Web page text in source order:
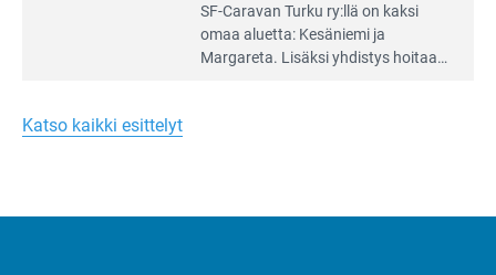
Turun
liepeillä
SF-Caravan Turku ry:llä on kaksi
omaa aluet­ta: Kesäniemi ja
Margareta. Lisäksi yhdis­tys hoitaa
Katso kaikki esittelyt